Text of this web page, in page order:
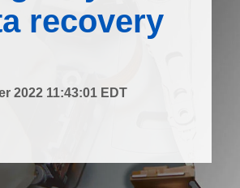
recovery
2022 11:43:01 EDT